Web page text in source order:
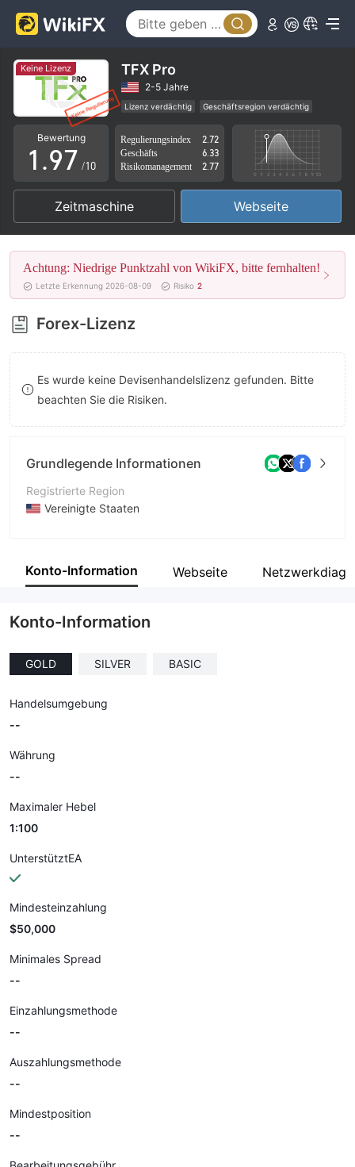
Keine Lizenz TFX Pro
2-5 Jahre
Lizenz verdächtig
Geschäftsregion verdächtig
Hohes potenzielles Risiko
Bewertung
0
1
2
3
4
5
6
7
8
9
.
5
6
7
8
9
3
4
5
6
7
8
9
/10
Regulierungsindex
2.72
Geschäfts
6.33
Risikomanagement
2.77
Zeitmaschine Webseite
Achtung: Niedrige Punktzahl von WikiFX, bitte fernhalten!
Letzte Erkennung 2026-08-09 Risiko 2
Forex-Lizenz
Es wurde keine Devisenhandelslizenz gefunden. Bitte
beachten Sie die Risiken.
Grundlegende Informationen
Registrierte Region
Vereinigte Staaten
Unternehmen
Konto-Information Webseite
Konto-Information
GOLD SILVER BASIC
Handelsumgebung
--
Währung
--
Maximaler Hebel
1:100
UnterstütztEA
Mindesteinzahlung
$50,000
Minimales Spread
--
Einzahlungsmethode
--
Auszahlungsmethode
--
Mindestposition
--